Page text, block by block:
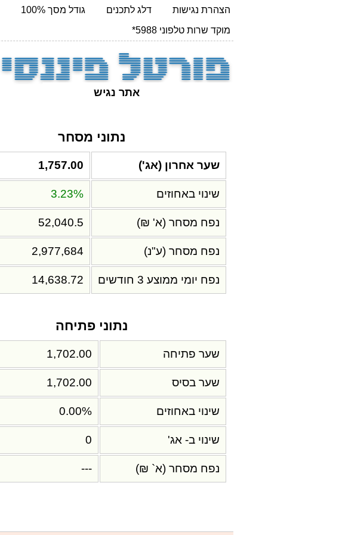
הצהרת נגישות דלג לתכנים גודל מסך 100%
מוקד שרות טלפוני 5988*
אתר נגיש
נתוני מסחר
שער אחרון (אג') 1,757.00
שינוי באחוזים 3.23%
נפח מסחר (א' ₪) 52,040.5
נפח מסחר (ע"נ) 2,977,684
נפח יומי ממוצע 3 חודשים 14,638.72
נתוני פתיחה
שער פתיחה 1,702.00
שער בסיס 1,702.00
שינוי באחוזים 0.00%
שינוי ב- אג' 0
נפח מסחר (א` ₪) ---